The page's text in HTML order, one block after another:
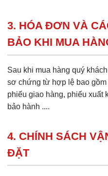
3. HÓA ĐƠN VÀ
BẢO KHI MUA
Sau khi mua hàng quý
sơ chứng từ hợp lệ bao
phiếu giao hàng, phiếu xuất
bảo hành ....
4. CHÍNH SÁCH
ĐẶT